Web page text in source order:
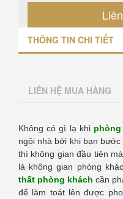
THÔNG TIN CHI TIẾT
LIÊN HỆ MUA HÀNG
Không có gì lạ khi phòng
ngôi nhà bởi khi bạn
thì không gian đầu tiên
là không gian phòng
thất phòng khách cần
để làm toát lên được